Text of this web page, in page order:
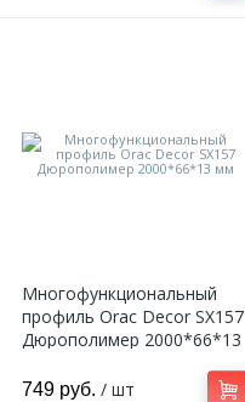
Многофункциональный
профиль Orac Decor SX157
Дюрополимер 2000*66*13
749 руб. / шт